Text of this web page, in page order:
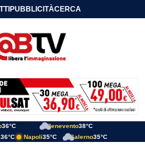
PUBBLICITÀCERCA
36°C Benevento38°C
36°C Napoli35°C Salerno35°C